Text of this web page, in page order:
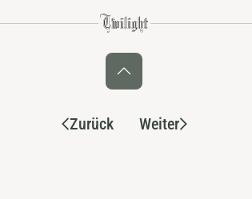
Zurück Weiter